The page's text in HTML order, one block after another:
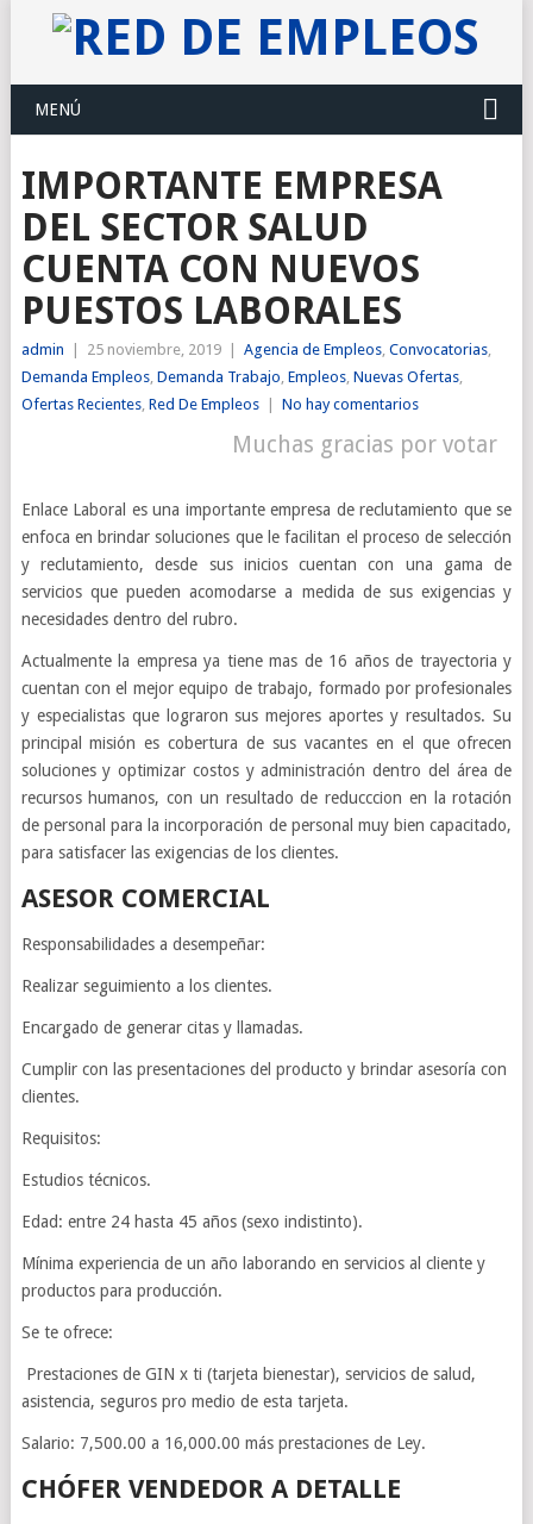
MENÚ
IMPORTANTE EMPRESA
DEL SECTOR SALUD
CUENTA CON NUEVOS
PUESTOS LABORALES
admin 25 noviembre, 2019 Agencia de Empleos, Convocatorias,
Demanda Empleos, Demanda Trabajo, Empleos, Nuevas Ofertas,
Ofertas Recientes, Red De Empleos No hay comentarios
Muchas gracias por votar
Enlace Laboral es una importante empresa de reclutamiento que se
enfoca en brindar soluciones que le facilitan el proceso de selección
y reclutamiento, desde sus inicios cuentan con una gama de
servicios que pueden acomodarse a medida de sus exigencias y
necesidades dentro del rubro.
Actualmente la empresa ya tiene mas de 16 años de trayectoria y
cuentan con el mejor equipo de trabajo, formado por profesionales
y especialistas que lograron sus mejores aportes y resultados. Su
principal misión es cobertura de sus vacantes en el que ofrecen
soluciones y optimizar costos y administración dentro del área de
recursos humanos, con un resultado de reducccion en la rotación
de personal para la incorporación de personal muy bien capacitado,
para satisfacer las exigencias de los clientes.
ASESOR COMERCIAL
Responsabilidades a desempeñar:
Realizar seguimiento a los clientes.
Encargado de generar citas y llamadas.
Cumplir con las presentaciones del producto y brindar asesoría con
clientes.
Requisitos:
Estudios técnicos.
Edad: entre 24 hasta 45 años (sexo indistinto).
Mínima experiencia de un año laborando en servicios al cliente y
productos para producción.
Se te ofrece:
Prestaciones de GIN x ti (tarjeta bienestar), servicios de salud,
asistencia, seguros pro medio de esta tarjeta.
Salario: 7,500.00 a 16,000.00 más prestaciones de Ley.
CHÓFERVENDEDOR A DETALLE